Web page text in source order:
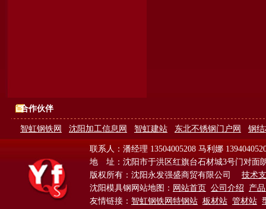
合作伙伴
智虹钢铁网 沈阳加工信息网 智虹建站 东北不锈钢门户网 钢
联系人：潘经理 13504005208 马利娜
地 址：沈阳市于洪区红旗台石材城3号门对面
版权所有：沈阳永发强盛商贸有限公司 技术
沈阳模具钢网站地图： 网站首页 公司介绍
产
友情链接： 智虹钢铁网特钢站 板材站 管材站